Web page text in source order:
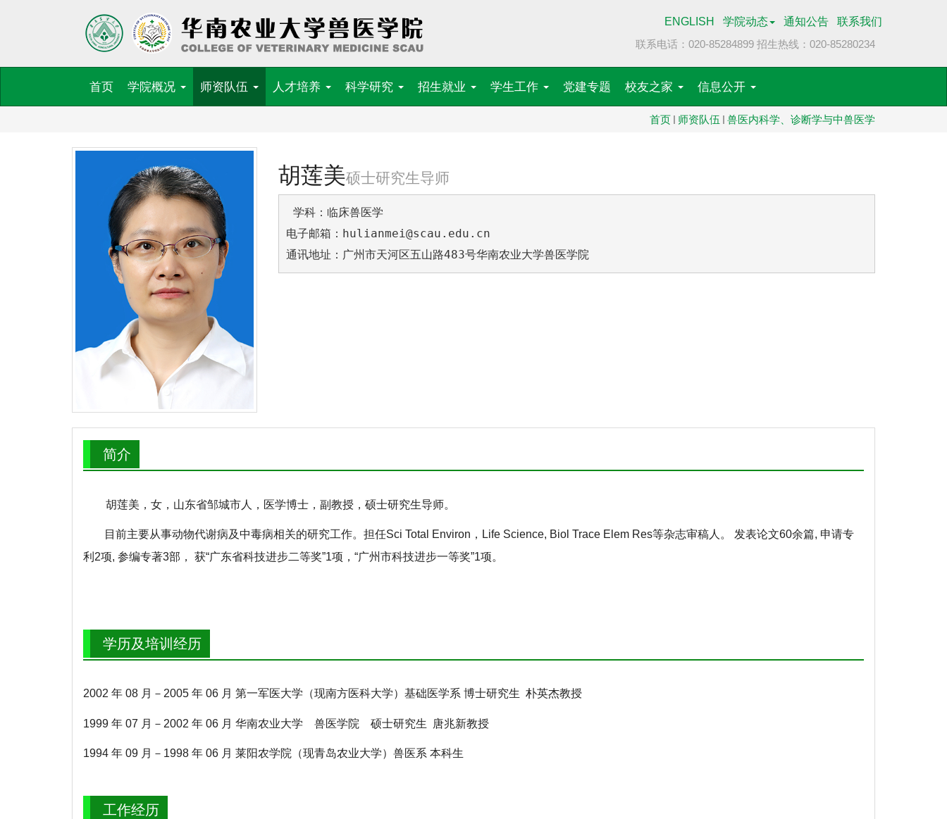
ENGLISH 学院动态 通知公告
联系我们
联系电话：020-85284899 招生热线：020-85280234
首页 学院概况 师资队伍 人才培养 科学研究 招生就业 学生工作 党建专题 校友之家 信息公开
首页 师资队伍 兽医内科学、诊断学与中兽医学
胡莲美硕士研究生导师
学科：临床兽医学
电子邮箱：hulianmei@scau.edu.cn
通讯地址：广州市天河区五山路483号华南农业大学兽医学院
简介
胡莲美，女，山东省邹城市人，医学博士，副教授，硕士研究生导师。
目前主要从事动物代谢病及中毒病相关的研究工作。担任Sci Total Environ，Life Science, Biol Trace Elem Res等杂志审稿人。 发表论文60余篇, 申请专
利2项, 参编专著3部， 获“广东省科技进步二等奖”1项，“广州市科技进步一等奖”1项。
学历及培训经历
2002 年 08 月－2005 年 06 月 第一军医大学（现南方医科大学）基础医学系 博士研究生 朴英杰教授
1999 年 07 月－2002 年 06 月 华南农业大学 兽医学院 硕士研究生 唐兆新教授
1994 年 09 月－1998 年 06 月 莱阳农学院（现青岛农业大学）兽医系 本科生
工作经历